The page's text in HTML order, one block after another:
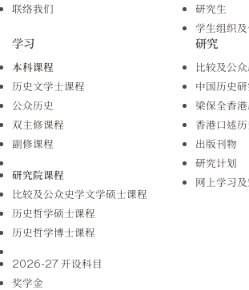
联络我们
研究生
学生组织
学习
本科课程
历史文学士课程
公众历史
双主修课程
副修课程
研究院课程
比较及公众史学文学硕士课程
历史哲学硕士课程
历史哲学博士课程
2026-27 开设科目
奖学金
研究
比较及公
中国历史
梁保全香
香港口述
出版刊物
研究计划
网上学习